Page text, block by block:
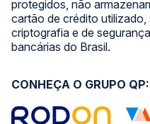
protegidos, não
cartão de crédito
criptografia e de
bancárias do Brasil.
CONHEÇA O GRUPO QP: